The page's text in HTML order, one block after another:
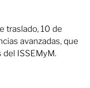
traslado, 10 de
avanzadas, que
ISSEMyM.